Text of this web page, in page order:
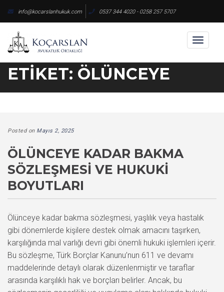
content
info@kocarslanhukuk.com 0537 344 4020 - 0258 257 5707
Toggle
ETIKET: ÖLÜNCEYE
Posted on Mayıs 2, 2025
ÖLÜNCEYE KADAR BAKMA
SÖZLEŞMESI VE HUKUKI
BOYUTLARI
Ölünceye kadar bakma sözleşmesi, yaşlılık veya hastalık
gibi dönemlerde kişilere destek olmak amacını taşırken,
karşılığında mal varlığı devri gibi önemli hukuki işlemleri içerir.
Bu sözleşme, Türk Borçlar Kanunu’nun 611 ve devamı
maddelerinde detaylı olarak düzenlenmiştir ve taraflar
arasında karşılıklı hak ve borçları belirler. Ancak, bu